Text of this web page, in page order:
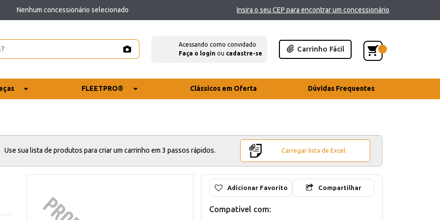
Nenhum concessionário selecionado Insira o seu CEP para encontrar um concessionário
Acessando como convidado
Faça o login ou cadastre-se
Carrinho Fácil
FLEETPRO® Clássicos em Oferta Dúvidas Frequentes
Use sua lista de produtos para criar um carrinho em 3 passos rápidos. Carregar lista de Excel
Adicionar Favorito Compartilhar
Compativel com: